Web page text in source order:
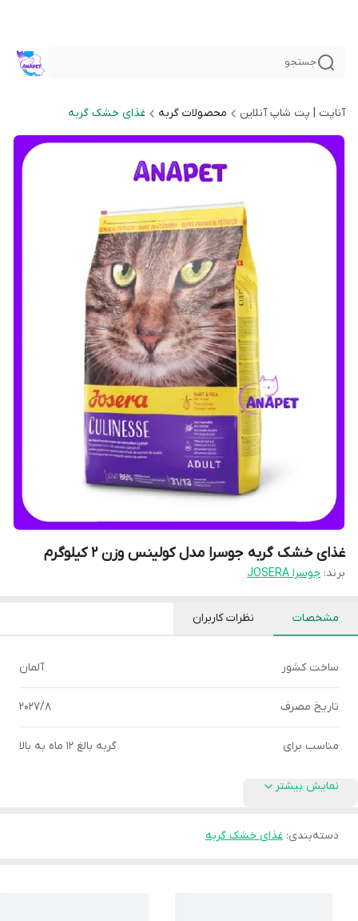
جستجو
آناپت | پت شاپ آنلاین محصولات گربه غذای خشک گربه
غذای خشک گربه جوسرا مدل کولینس وزن ۲ کیلوگرم
برند: جوسرا JOSERA
مشخصات نظرات کاربران
ساخت کشور آلمان
تاریخ مصرف 2027/8
مناسب برای گربه بالغ 12 ماه به بالا
نمایش بیشتر
دسته‌بندی: غذای خشک گربه